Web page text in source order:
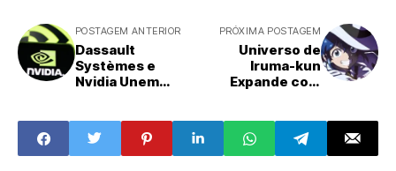
POSTAGEM ANTERIOR
Dassault
Systèmes e
Nvidia Unem
Indústria com
Gêmeos Virtuais
e IA
PRÓXIMA POSTAGEM
Universo de
Iruma-kun
Expande com
Temporada
Anunciada